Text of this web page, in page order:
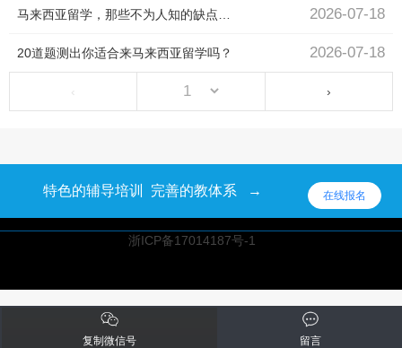
2026-07-18
20道题测出你适合来马来西亚留学吗？ 2026-07-18
‹ ›
特色的辅导培训 完善的教体系 → 在线报名
浙ICP备17014187号-1
复制微信号 留言
浙ICP备17014187号-1